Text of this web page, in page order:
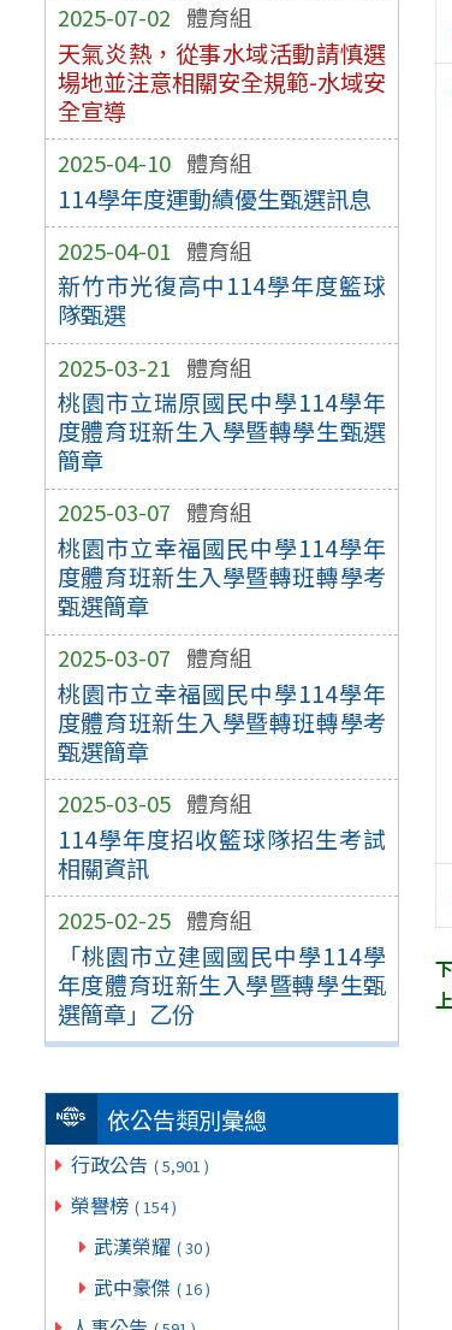
2025-07-02 體育組
天氣炎熱，從事水域活動請慎選
場地並注意相關安全規範-水域安
全宣導
2025-04-10 體育組
114學年度運動績優生甄選訊息
2025-04-01 體育組
新竹市光復高中114學年度籃球
隊甄選
2025-03-21 體育組
桃園市立瑞原國民中學114學年
度體育班新生入學暨轉學生甄選
簡章
2025-03-07 體育組
桃園市立幸福國民中學114學年
度體育班新生入學暨轉班轉學考
甄選簡章
2025-03-07 體育組
桃園市立幸福國民中學114學年
度體育班新生入學暨轉班轉學考
甄選簡章
2025-03-05 體育組
114學年度招收籃球隊招生考試
相關資訊
2025-02-25 體育組
「桃園市立建國國民中學114學
年度體育班新生入學暨轉學生甄
選簡章」乙份
依公告類別彙總
行政公告 ( 5,901 )
榮譽榜 ( 154 )
武漢榮耀 ( 30 )
武中豪傑 ( 16 )